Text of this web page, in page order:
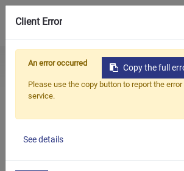
Приложения
Home
All
приложения
Одновальный шредер серии HS: решение
Одновальный шредер серии
Client Error
Copy the full
An error occurred
Please use the copy button to report the
service.
See details